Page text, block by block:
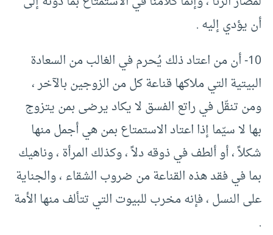
أن يؤدي إليه .
10- أن من اعتاد ذلك يُحرم في الغالب من السعادة
البيتية التي ملاكها قناعة كل من الزوجين بالآخر ،
ومن تنقّل في راتع الفسق لا يكاد يرضى بمن يتزوج
بها لا سيّما إذا اعتاد الاستمتاع بمن هي أجمل منها
شكلاً ، أو ألطف في ذوقه دلاً ، وكذلك المرأة ، وناهيك
بما في فقد هذه القناعة من ضروب الشقاء ، والجناية
على النسل ، فإنه مخرب للبيوت التي تتألف منها الأمة
.